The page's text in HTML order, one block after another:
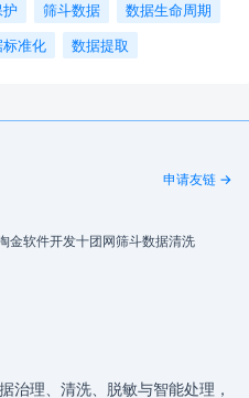
护 筛斗数据
数据生命周期
标准化 数据提取
申请友链 →
金软件开发十团网筛斗数据清洗
治理、清洗、脱敏与智能处理，